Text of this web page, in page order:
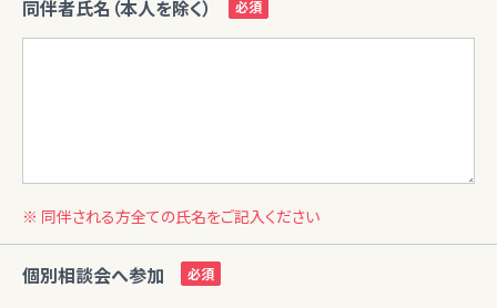
同伴者氏名（本人を除く）
※ 同伴される方全ての氏名をご記入ください
個別相談会へ参加